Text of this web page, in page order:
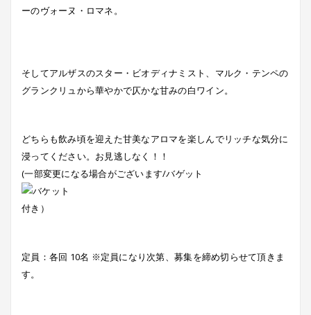
ーのヴォーヌ・ロマネ。
そしてアルザスのスター・ビオディナミスト、マルク・テンペの
グランクリュから華やかで仄かな甘みの白ワイン。
どちらも飲み頃を迎えた甘美なアロマを楽しんでリッチな気分に
浸ってください。お見逃しなく！！
(一部変更になる場合がございます/バゲット
付き）
定員：各回 10名 ※定員になり次第、募集を締め切らせて頂きま
す。